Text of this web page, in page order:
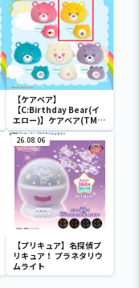
【ケアベア】
【C:Birthday Bear(イ
エロー)】ケアベア(TM)
フェイスポーチ
26.08.06
【プリキュア】名探偵プ
リキュア！ プラネタリウ
ムライト